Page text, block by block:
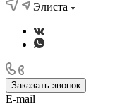
Элиста
Заказать звонок
E-mail